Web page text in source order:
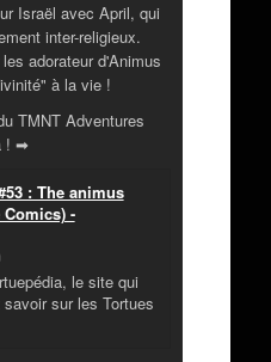
Israël avec April, qui
inter-religieux.
adorateur d'Animus
à la vie !
TMNT Adventures
! ➡
: The animus
-
le site qui
sur les Tortues